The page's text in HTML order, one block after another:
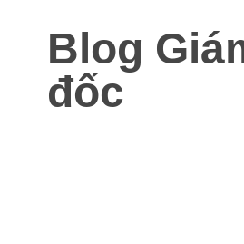
Blog
đốc